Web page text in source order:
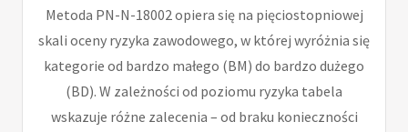
Metoda PN-N-18002 opiera się na pięciostopniowej
skali oceny ryzyka zawodowego, w której wyróżnia się
kategorie od bardzo małego (BM) do bardzo dużego
(BD). W zależności od poziomu ryzyka tabela
wskazuje różne zalecenia – od braku konieczności